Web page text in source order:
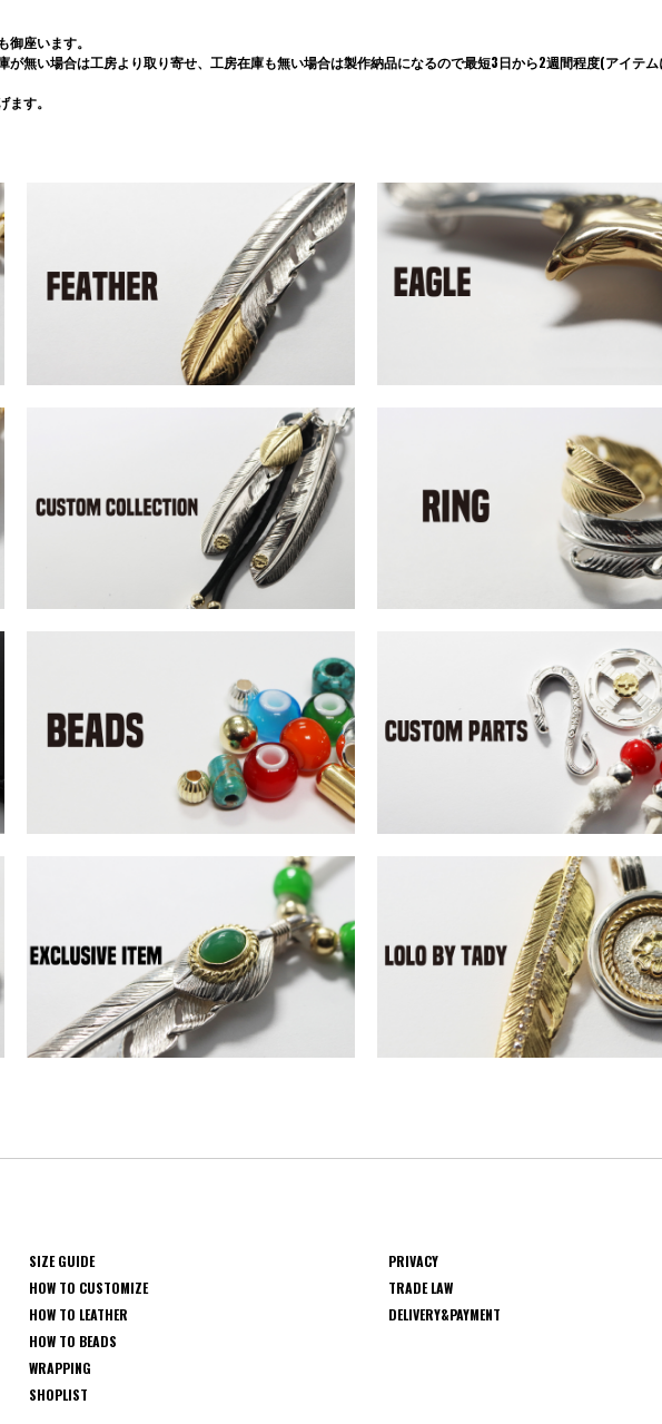
座います。
無い場合は工房より取り寄せ、工房在庫も無い場合は製作納品になるので最短3日から2週間程度(アイテ
す。
SIZE GUIDE
HOW TO CUSTOMIZE
HOW TO LEATHER
HOW TO BEADS
WRAPPING
SHOPLIST
PRIVACY
TRADE LAW
DELIVERY&PAYMENT